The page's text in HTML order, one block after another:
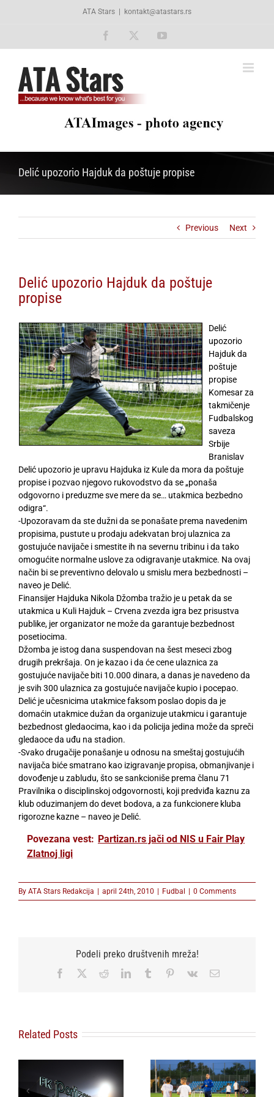
ATA Stars kontakt@atastars.rs
Facebook YouTube
Delić upozorio Hajduk da poštuje propise
Previous Next
Delić upozorio Hajduk da poštuje
propise
Delić
upozorio
Hajduk da
poštuje
propise
Komesar za
takmičenje
Fudbalskog
saveza
Srbije
Branislav
Delić upozorio je upravu Hajduka iz Kule da mora da poštuje
propise i pozvao njegovo rukovodstvo da se „ponaša
odgovorno i preduzme sve mere da se… utakmica bezbedno
odigra“.
-Upozoravam da ste dužni da se ponašate prema navedenim
propisima, pustute u prodaju adekvatan broj ulaznica za
gostujuće navijače i smestite ih na severnu tribinu i da tako
omogućite normalne uslove za odigravanje utakmice. Na ovaj
način bi se preventivno delovalo u smislu mera bezbednosti –
naveo je Delić.
Finansijer Hajduka Nikola Džomba tražio je u petak da se
utakmica u Kuli Hajduk – Crvena zvezda igra bez prisustva
publike, jer organizator ne može da garantuje bezbednost
posetiocima.
Džomba je istog dana suspendovan na šest meseci zbog
drugih prekršaja. On je kazao i da će cene ulaznica za
gostujuće navijače biti 10.000 dinara, a danas je navedeno da
je svih 300 ulaznica za gostujuće navijače kupio i pocepao.
Delić je učesnicima utakmice faksom poslao dopis da je
domaćin utakmice dužan da organizuje utakmicu i garantuje
bezbednost gledaocima, kao i da policija jedina može da spreči
gledaoce da uđu na stadion.
-Svako drugačije ponašanje u odnosu na smeštaj gostujućih
navijača biće smatrano kao izigravanje propisa, obmanjivanje i
dovođenje u zabludu, što se sankcioniše prema članu 71
Pravilnika o disciplinskoj odgovornosti, koji predviđa kaznu za
klub oduzimanjem do devet bodova, a za funkcionere kluba
rigorozne kazne – naveo je Delić.
Povezana vest: Partizan.rs jači od NIS u Fair Play
Zlatnoj ligi
By ATA Stars Redakcija | april 24th, 2010 | Fudbal | 0 Comments
Podeli preko društvenih mreža!
Facebook RedditLinkedInTumblr Pinterest
Vk Email
Related Posts
Omladinski sport u
Beogradu dobija
FSS povlači podršku
Djaniju Infantinu za